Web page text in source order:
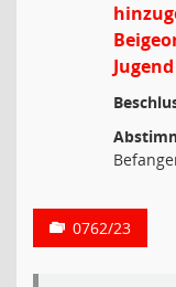
0762/23